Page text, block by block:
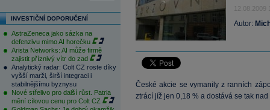
INVESTIČNÍ DOPORUČENÍ
AstraZeneca jako sázka na
defenzivu mimo AI horečku
Arista Networks: AI může firmě
zajistit příznivý vítr do zad
Analytický radar: Colt CZ roste díky
vyšší marži, širší integraci i
stabilnějšímu byznysu
Nové střelivo pro další růst. Patria
mění cílovou cenu pro Colt CZ
12.08.2009
Autor:
České akcie se vymanily z ranních
ztrácí jíž jen 0,18 % a dostává se tak nad